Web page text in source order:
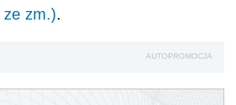
zm.).
AUTOPROMOCJA